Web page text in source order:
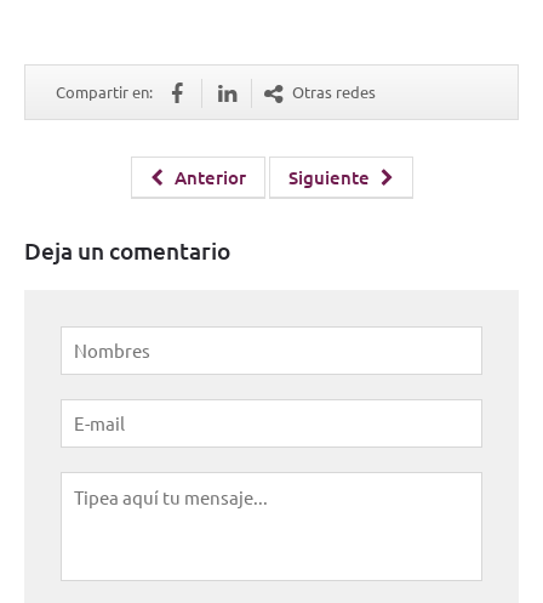
Compartir en: Otras redes
Anterior Siguiente
Deja un comentario